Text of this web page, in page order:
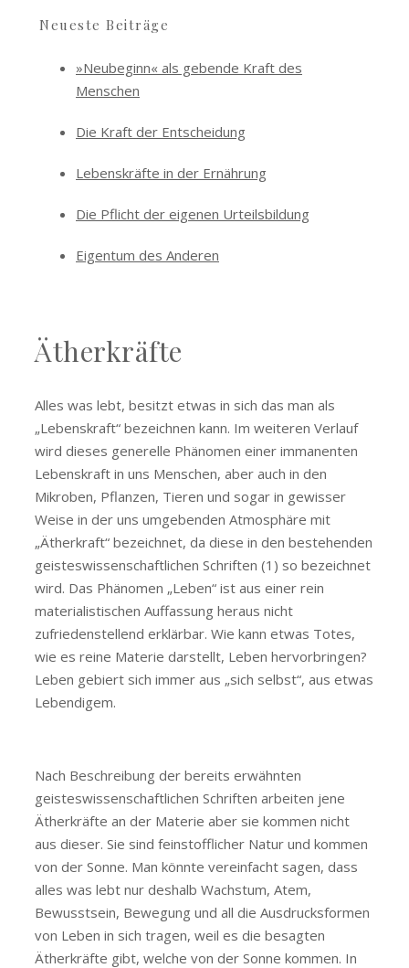
Neueste Beiträge
»Neubeginn« als gebende Kraft des
Menschen
Die Kraft der Entscheidung
Lebenskräfte in der Ernährung
Die Pflicht der eigenen Urteilsbildung
Eigentum des Anderen
Ätherkräfte
Alles was lebt, besitzt etwas in sich das man als
„Lebenskraft“ bezeichnen kann. Im weiteren Verlauf
wird dieses generelle Phänomen einer immanenten
Lebenskraft in uns Menschen, aber auch in den
Mikroben, Pflanzen, Tieren und sogar in gewisser
Weise in der uns umgebenden Atmosphäre mit
„Ätherkraft“ bezeichnet, da diese in den bestehenden
geisteswissenschaftlichen Schriften (1) so bezeichnet
wird. Das Phänomen „Leben“ ist aus einer rein
materialistischen Auffassung heraus nicht
zufriedenstellend erklärbar. Wie kann etwas Totes,
wie es reine Materie darstellt, Leben hervorbringen?
Leben gebiert sich immer aus „sich selbst“, aus etwas
Lebendigem.
Nach Beschreibung der bereits erwähnten
geisteswissenschaftlichen Schriften arbeiten jene
Ätherkräfte an der Materie aber sie kommen nicht
aus dieser. Sie sind feinstofflicher Natur und kommen
von der Sonne. Man könnte vereinfacht sagen, dass
alles was lebt nur deshalb Wachstum, Atem,
Bewusstsein, Bewegung und all die Ausdrucksformen
von Leben in sich tragen, weil es die besagten
Ätherkräfte gibt, welche von der Sonne kommen. In